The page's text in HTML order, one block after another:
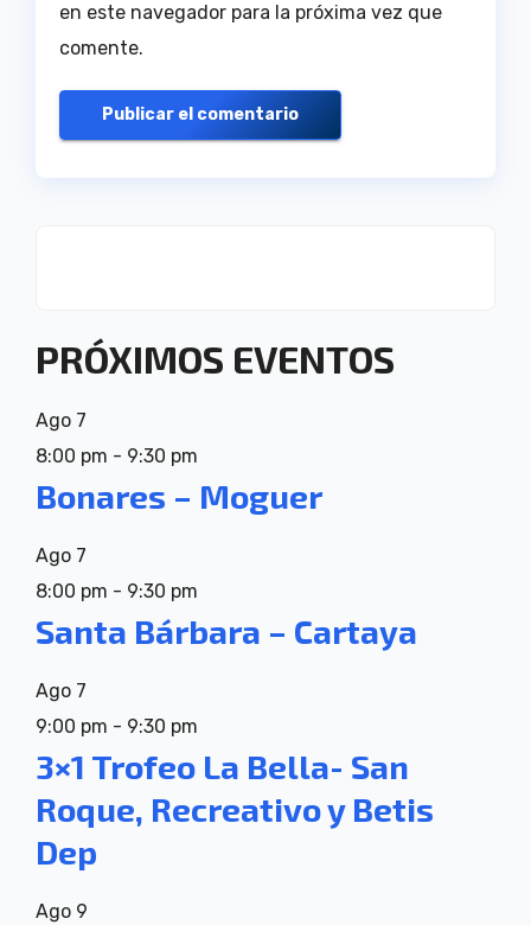
en este navegador para la próxima vez que
comente.
PRÓXIMOS EVENTOS
Ago 7
8:00 pm - 9:30 pm
Bonares – Moguer
Ago 7
8:00 pm - 9:30 pm
Santa Bárbara – Cartaya
Ago 7
9:00 pm - 9:30 pm
3×1 Trofeo La Bella- San
Roque, Recreativo y Betis
Dep
Ago 9